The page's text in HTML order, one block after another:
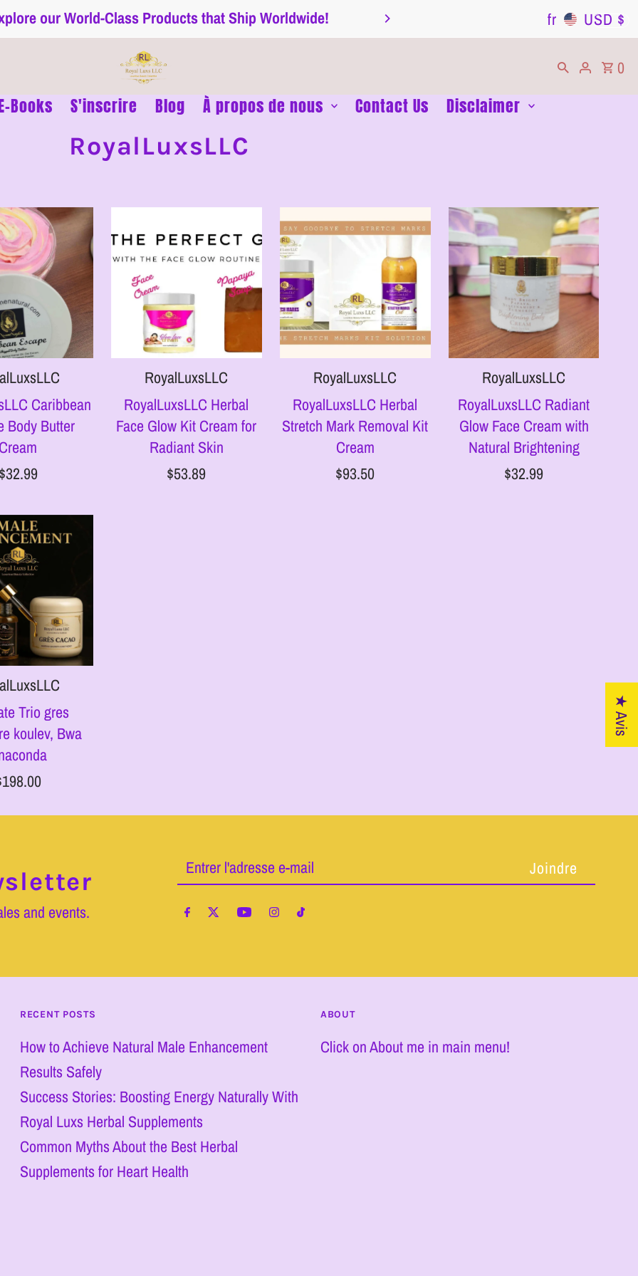
our World-Class Products that Ship Worldwide! Transparency is Key: Read Our
fr USD $
0
Books S'inscrire Blog À propos de nous Contact Us Disclaimer
RoyalLuxsLLC
Caribbean
Body Butter
Cream
$32.99
RoyalLuxsLLC
RoyalLuxsLLC Herbal
Face Glow Kit Cream for
Radiant Skin
$53.89
RoyalLuxsLLC
RoyalLuxsLLC Herbal
Stretch Mark Removal Kit
Cream
$93.50
RoyalLuxsLLC
RoyalLuxsLLC Radiant
Glow Face Cream with
Natural Brightening
$32.99
Trio gres
koulev, Bwa
and events.
Entrer
l'adresse
e-
RECENT POSTS
How to Achieve Natural Male Enhancement
Results Safely
Success Stories: Boosting Energy Naturally With
Royal Luxs Herbal Supplements
Common Myths About the Best Herbal
Supplements for Heart Health
ABOUT
Click on About me in main menu!
★ Avis